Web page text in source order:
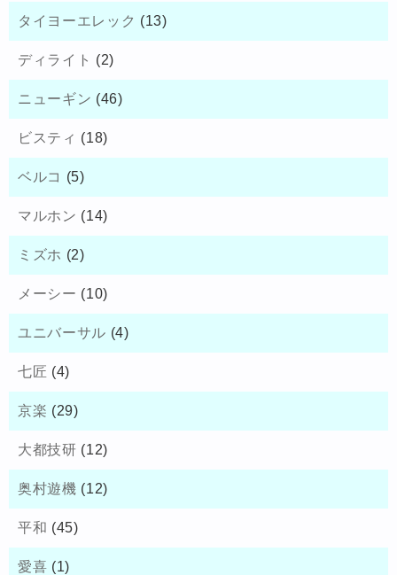
タイヨーエレック (13)
ディライト (2)
ニューギン (46)
ビスティ (18)
ベルコ (5)
マルホン (14)
ミズホ (2)
メーシー (10)
ユニバーサル (4)
七匠 (4)
京楽 (29)
大都技研 (12)
奥村遊機 (12)
平和 (45)
愛喜 (1)